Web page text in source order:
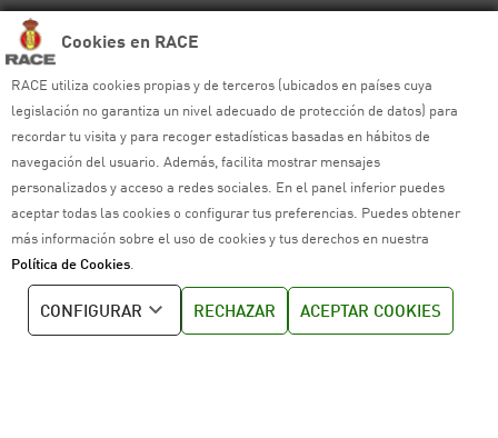
Cookies en RACE
RACE utiliza cookies propias y de terceros (ubicados en países cuya
legislación no garantiza un nivel adecuado de protección de datos) para
recordar tu visita y para recoger estadísticas basadas en hábitos de
navegación del usuario. Además, facilita mostrar mensajes
personalizados y acceso a redes sociales. En el panel inferior puedes
aceptar todas las cookies o configurar tus preferencias. Puedes obtener
más información sobre el uso de cookies y tus derechos en nuestra
Política de Cookies
CONFIGURAR RECHAZAR ACEPTAR COOKIES
Contacta con RACE
Extranet
Nuestras aplicaciones
Más del RACE
Ayuda y sitemap